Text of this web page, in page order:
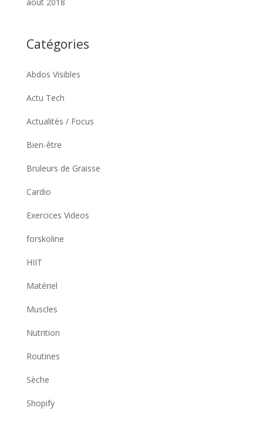
Catégories
Abdos Visibles
Actu Tech
Actualités / Focus
Bien-être
Bruleurs de Graisse
Cardio
Exercices Videos
forskoline
HIIT
Matériel
Muscles
Nutrition
Routines
Sèche
Shopify